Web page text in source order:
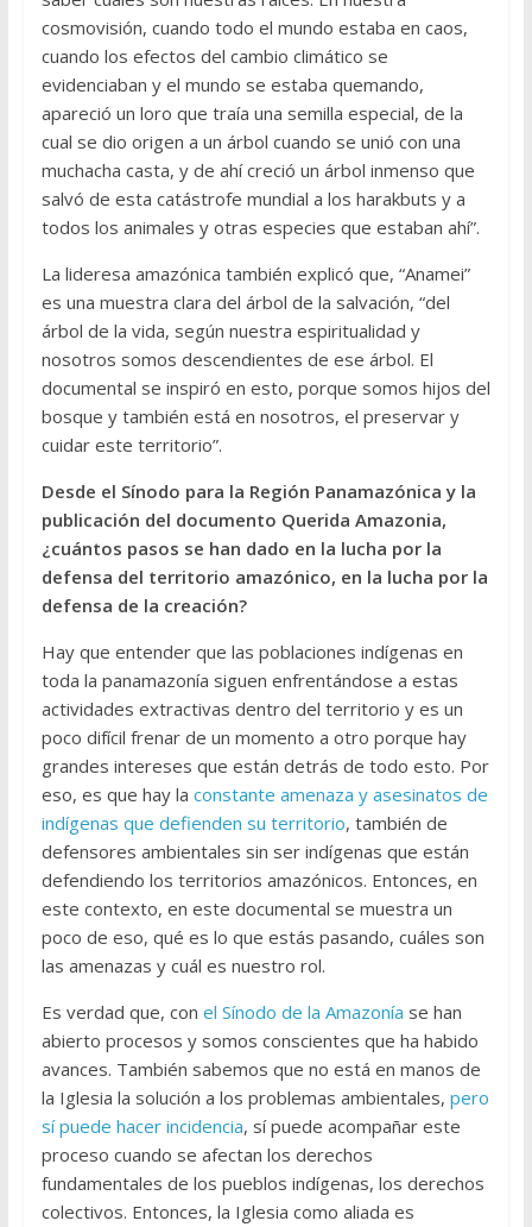
cosmovisión, cuando todo el mundo estaba en caos,
cuando los efectos del cambio climático se
evidenciaban y el mundo se estaba quemando,
apareció un loro que traía una semilla especial, de la
cual se dio origen a un árbol cuando se unió con una
muchacha casta, y de ahí creció un árbol inmenso que
salvó de esta catástrofe mundial a los harakbuts y a
todos los animales y otras especies que estaban ahí”.
La lideresa amazónica también explicó que, “Anamei”
es una muestra clara del árbol de la salvación, “del
árbol de la vida, según nuestra espiritualidad y
nosotros somos descendientes de ese árbol. El
documental se inspiró en esto, porque somos hijos del
bosque y también está en nosotros, el preservar y
cuidar este territorio”.
Desde el Sínodo para la Región Panamazónica y la
publicación del documento Querida Amazonia,
¿cuántos pasos se han dado en la lucha por la
defensa del territorio amazónico, en la lucha por la
defensa de la creación?
Hay que entender que las poblaciones indígenas en
toda la panamazonía siguen enfrentándose a estas
actividades extractivas dentro del territorio y es un
poco difícil frenar de un momento a otro porque hay
grandes intereses que están detrás de todo esto. Por
eso, es que hay la constante amenaza y asesinatos de
indígenas que defienden su territorio, también de
defensores ambientales sin ser indígenas que están
defendiendo los territorios amazónicos. Entonces, en
este contexto, en este documental se muestra un
poco de eso, qué es lo que estás pasando, cuáles son
las amenazas y cuál es nuestro rol.
Es verdad que, con el Sínodo de la Amazonía se han
abierto procesos y somos conscientes que ha habido
avances. También sabemos que no está en manos de
la Iglesia la solución a los problemas ambientales, pero
sí puede hacer incidencia, sí puede acompañar este
proceso cuando se afectan los derechos
fundamentales de los pueblos indígenas, los derechos
colectivos. Entonces, la Iglesia como aliada es